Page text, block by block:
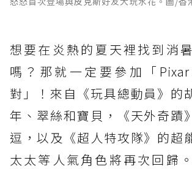
想要在炎熱的夏天裡找到消
嗎？那就一定要參加「
對」！來自《玩具總動員》的
年、翠絲和寶貝，《天外奇蹟
逗，以及《超人特攻隊》的超
太太等人氣角色將再次回歸